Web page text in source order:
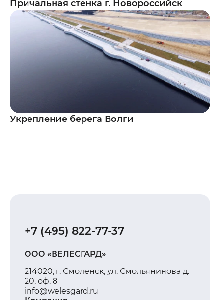
Причальная стенка г. Новороссийск
Укрепление берега Волги
+7 (495) 822-77-37
ООО «ВЕЛЕСГАРД»
214020, г. Смоленск, ул. Смольянинова д.
20, оф. 8
info@welesgard.ru